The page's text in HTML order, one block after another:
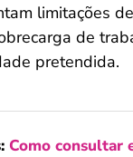
limitações
de
pretendida.
Como consultar